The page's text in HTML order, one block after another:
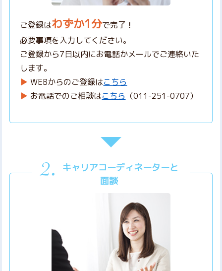
ご登録はわずか1分で完了！
必要事項を入力してください。
ご登録から7日以内にお電話かメールでご連絡いた
します。
WEBからのご登録はこちら
お電話でのご相談はこちら （011-251-0707）
キャリアコーディネーターと
面談